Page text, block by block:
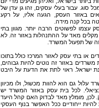
סוג. עבור בעלי עסקים, זהו גן עדן של
באזור העסק, הגעה אליו, על רקע
בכל קנה מידה.
עצמו לפשוטים הרבה יותר. מגוון בתי
מקלים מאד על ההתנהלות באזור זה. לא
של תפעול המשרד.
בתי עסק לאזור המרכז כולל בתוכו
באזור זה נוטים להיות גבוהים,
ישראל. ראוי לתת את הדעת על היבט
גם הוא להוות מכשול, ולו מכיוון
לכל בית עסק באזור המשרד יש
לכן, מומלץ מאד לבדוק האם קהל היעד
ייחודיים ככל האפשר בנוף העסקי